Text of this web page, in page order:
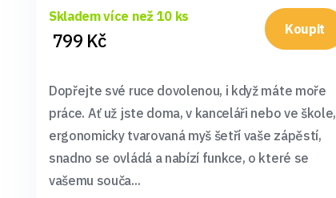
Skladem více než 10 ks
799 Kč Koupit
Dopřejte své ruce dovolenou, i když máte moře
práce. Ať už jste doma, v kanceláři nebo ve škole,
ergonomicky tvarovaná myš šetří vaše zápěstí,
snadno se ovládá a nabízí funkce, o které se
vašemu souča...